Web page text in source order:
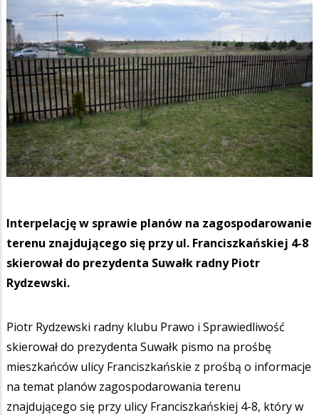
Interpelację w sprawie planów na zagospodarowanie
terenu znajdującego się przy ul. Franciszkańskiej 4-8
skierował do prezydenta Suwałk radny Piotr
Rydzewski.
Piotr Rydzewski radny klubu Prawo i Sprawiedliwość
skierował do prezydenta Suwałk pismo na prośbę
mieszkańców ulicy Franciszkańskie z prośbą o informacje
na temat planów zagospodarowania terenu
znajdującego się przy ulicy Franciszkańskiej 4-8, który w